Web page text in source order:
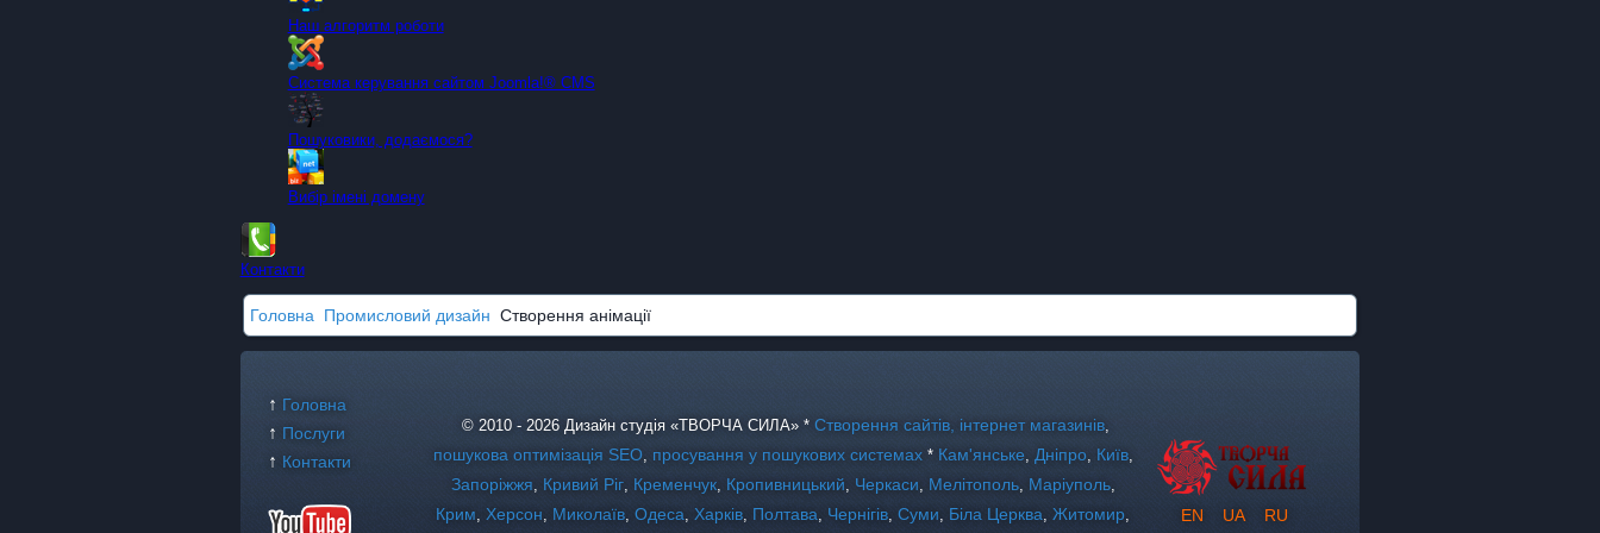
Наш алгоритм роботи
Система керування сайтом Joomla!® CMS
Пошуковики, додаємося?
Вибір імені домену
Контакти
Головна Промисловий дизайн Створення анімації
↑ Головна
↑ Послуги
↑ Контакти
© 2010 - 2026 Дизайн студія «ТВОРЧА СИЛА» * Створення сайтів, інтернет магазинів,
пошукова оптимізація SEO, просування у пошукових системах* Кам'янське, Дніпро, Київ,
Запоріжжя, Кривий Ріг, Кременчук, Кропивницький, Черкаси, Мелітополь, Маріуполь,
Крим,Херсон, Миколаїв,Одеса,Харків, Полтава, Чернігів,Суми, Біла Церква,Житомир, EN UA RU